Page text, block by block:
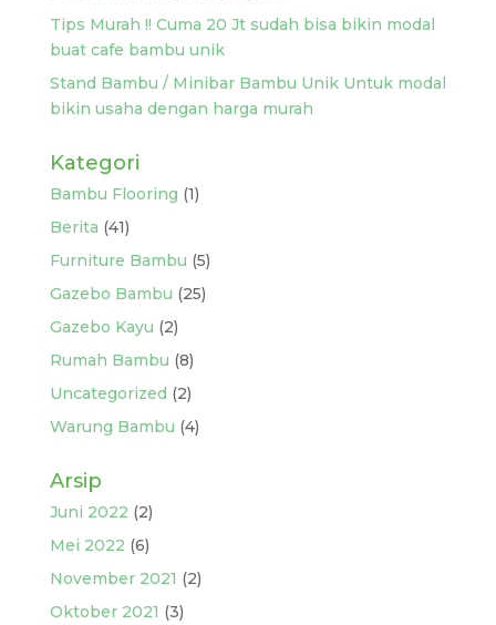
Tips Murah !! Cuma 20 Jt sudah bisa bikin modal
buat cafe bambu unik
Stand Bambu / Minibar Bambu Unik Untuk modal
bikin usaha dengan harga murah
Kategori
Bambu Flooring (1)
Berita (41)
Furniture Bambu (5)
Gazebo Bambu (25)
Gazebo Kayu (2)
Rumah Bambu (8)
Uncategorized (2)
Warung Bambu (4)
Arsip
Juni 2022 (2)
Mei 2022 (6)
November 2021 (2)
Oktober 2021 (3)